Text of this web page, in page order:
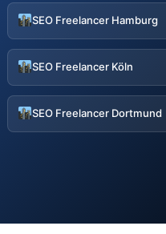
SEO Freelancer Hamburg
SEO Freelancer Köln
SEO Freelancer Dortmund